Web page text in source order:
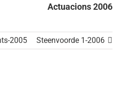
Actuacions 2006
2005 Steenvoorde 1-2006